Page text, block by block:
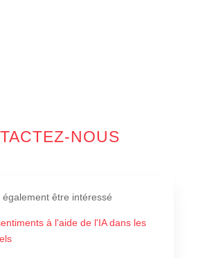
NOUS
également être intéressé
à l'aide de l'IA dans les